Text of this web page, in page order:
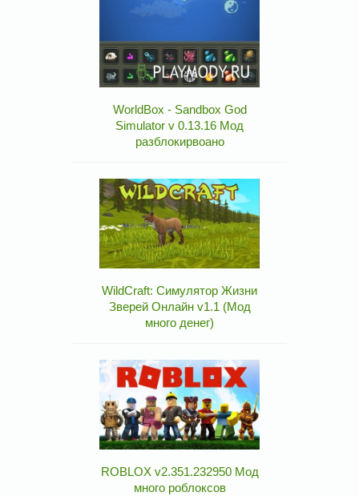
WorldBox - Sandbox God
Simulator v 0.13.16 Мод
разблокирвоано
WildCraft: Симулятор Жизни
Зверей Онлайн v1.1 (Мод
много денег)
ROBLOX v2.351.232950 Мод
много роблоксов